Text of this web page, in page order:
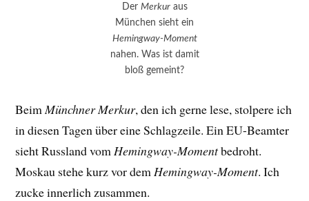
Der Merkuraus
München sieht ein
Hemingway-Moment
nahen. Was ist damit
bloß gemeint?
BeimMünchner Merkur, den ich gerne lese, stolpere ich
in diesen Tagen über eine Schlagzeile. Ein EU-Beamter
sieht Russland vomHemingway-Momentbedroht.
Moskau stehe kurz vor demHemingway-Moment. Ich
zucke innerlich zusammen.